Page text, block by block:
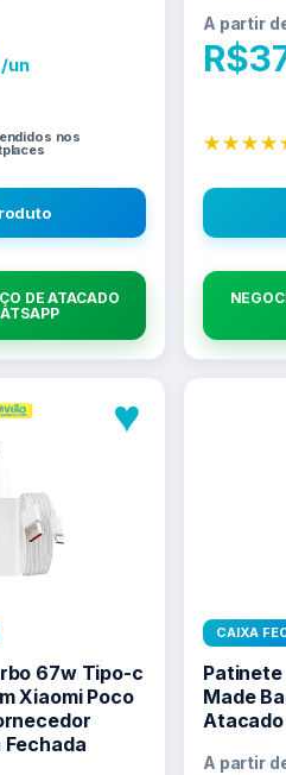
/un
nos
DE ATACADO
A partir
R$
♥
67w Tipo-c
Xiaomi Poco
CAIXA
Made
Atacado
A partir